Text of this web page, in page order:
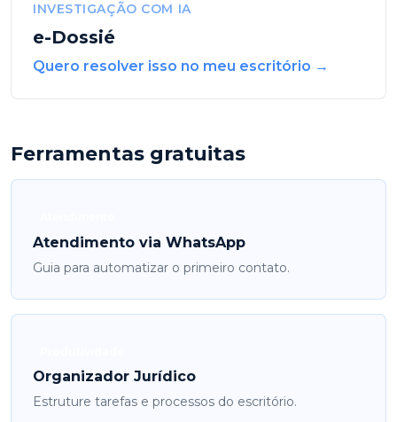
INVESTIGAÇÃO COM IA
e-Dossié
Quero resolver isso no meu escritório →
Ferramentas gratuitas
Atendimento via WhatsApp
Guia para automatizar o primeiro contato.
Organizador Jurídico
Estruture tarefas e processos do escritório.